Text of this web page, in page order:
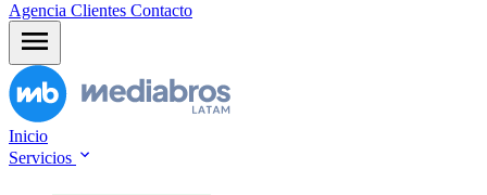
Agencia Clientes Contacto
Inicio
Servicios